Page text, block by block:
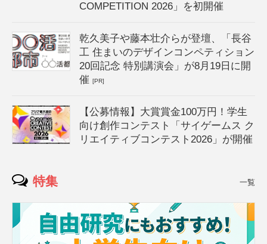
COMPETITION 2026」を初開催
乾久美子や藤本壮介らが登壇、「長谷
工 住まいのデザインコンペティション
20回記念 特別講演会」が8月19日に開
催[PR]
【公募情報】大賞賞金100万円！学生
向け創作コンテスト「サイゲームス ク
リエイティブコンテスト2026」が開催
特集 一覧